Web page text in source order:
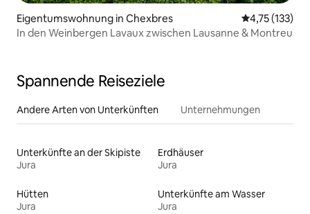
Eigentumswohnung in Chexbres
4,75 (133)
In den Weinbergen Lavaux zwischen Lausanne & Montreu
Spannende Reiseziele
Andere Arten von Unterkünften Unternehmungen
Unterkünfte an der Skipiste
Jura
Erdhäuser
Jura
Hütten
Jura
Unterkünfte am Wasser
Jura